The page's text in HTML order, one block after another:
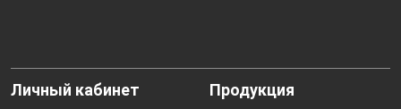
Личный кабинет Продукция